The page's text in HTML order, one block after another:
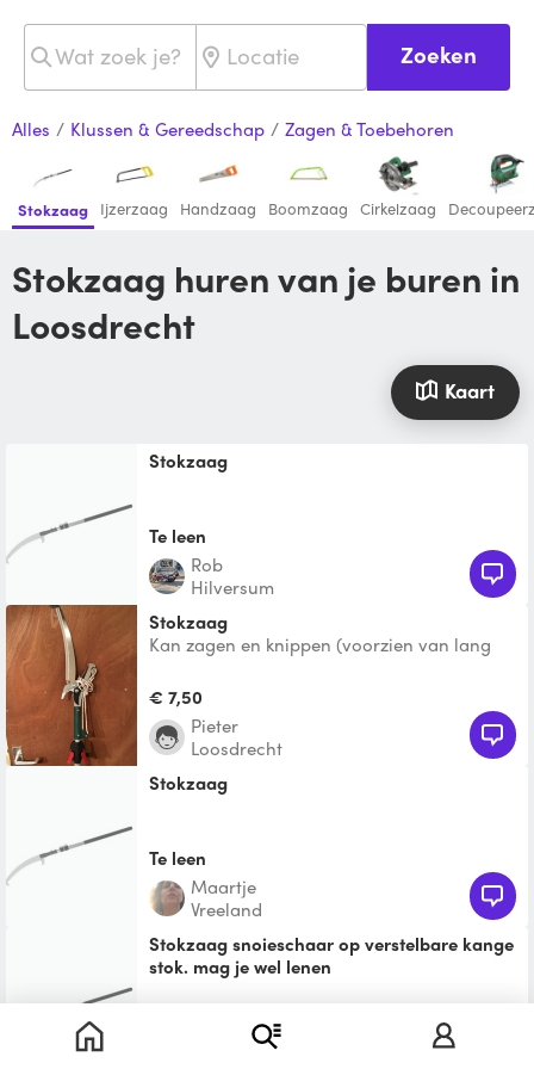
Zoeken
Alles / Klussen & Gereedschap / Zagen & Toebehoren
Stokzaag Ijzerzaag Handzaag Boomzaag Cirkelzaag
Stokzaag huren van je buren in
Loosdrecht
Kaart
Stokzaag
Te leen
Rob
Hilversum
Stokzaag
Kan zagen en knippen (voorzien van lang
€ 7,50
Pieter
Loosdrecht
Stokzaag
Te leen
Maartje
Vreeland
Stokzaag snoieschaar op verstelbare kange
stok. mag je wel lenen